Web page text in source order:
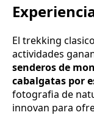
El trekking
actividades
senderos de
cabalgatas por
fotografia de
innovan para